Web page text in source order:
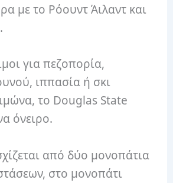
με το Ρόουντ Άιλαντ και
για πεζοπορία,
ιππασία ή σκι
το Douglas State
όνειρο.
από δύο μονοπάτια
στο μονοπάτι